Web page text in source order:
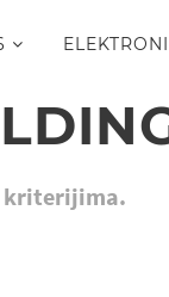
kriterijima.